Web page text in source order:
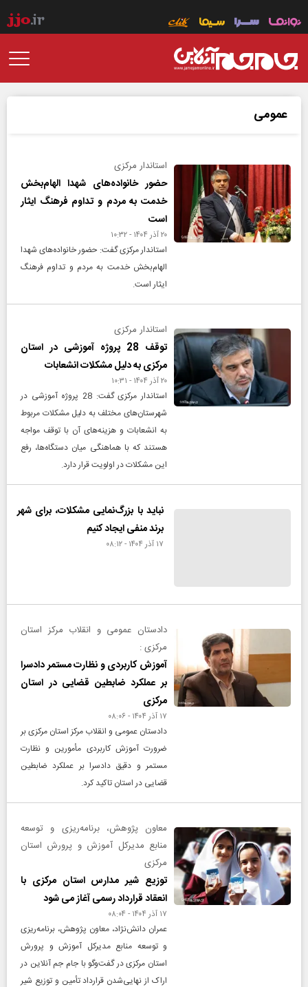
عمومی
استاندار مرکزی
حضور خانواده‌های شهدا الهام‌بخش
خدمت به مردم و تداوم فرهنگ ایثار
است
۲۰ آذر ۱۴۰۴ - ۱۰:۳۲
استاندار مرکزی گفت: حضور خانواده‌های شهدا
الهام‌بخش خدمت به مردم و تداوم فرهنگ
ایثار است.
استاندار مرکزی
توقف 28 پروژه آموزشی در استان
مرکزی به دلیل مشکلات انشعابات
۲۰ آذر ۱۴۰۴ - ۱۰:۳۱
استاندار مرکزی گفت: 28 پروژه آموزشی در
شهرستان‌های مختلف به دلیل مشکلات مربوط
به انشعابات و هزینه‌های آن با توقف مواجه
هستند که با هماهنگی میان دستگاه‌ها، رفع
این مشکلات در اولویت قرار دارد.
نباید با بزرگ‌نمایی مشکلات، برای شهر
برند منفی ایجاد کنیم
۱۷ آذر ۱۴۰۴ - ۰۸:۱۲
دادستان عمومی و انقلاب مرکز استان
مرکزی :
آموزش کاربردی و نظارت مستمر دادسرا
بر عملکرد ضابطین قضایی در استان
مرکزی
۱۷ آذر ۱۴۰۴ - ۰۸:۰۶
دادستان عمومی و انقلاب مرکز استان مرکزی بر
ضرورت آموزش کاربردی مأمورین و نظارت
مستمر و دقیق دادسرا بر عملکرد ضابطین
قضایی در استان تاکید کرد.
معاون پژوهش، برنامه‌ریزی و توسعه
منابع مدیرکل آموزش و پرورش استان
مرکزی
توزیع شیر مدارس استان مرکزی با
انعقاد قرارداد رسمی آغاز می شود
۱۷ آذر ۱۴۰۴ - ۰۸:۰۴
عمران دانش‌نژاد، معاون پژوهش، برنامه‌ریزی
و توسعه منابع مدیرکل آموزش و پرورش
استان مرکزی در گفت‌و‌گو با جام جم آنلاین در
اراک از نهایی‌شدن قرارداد تأمین و توزیع شیر